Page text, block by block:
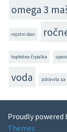
omega 3
rojstni dan
toplotna črpalka
voda zdravila za
Proudly powered
Themes